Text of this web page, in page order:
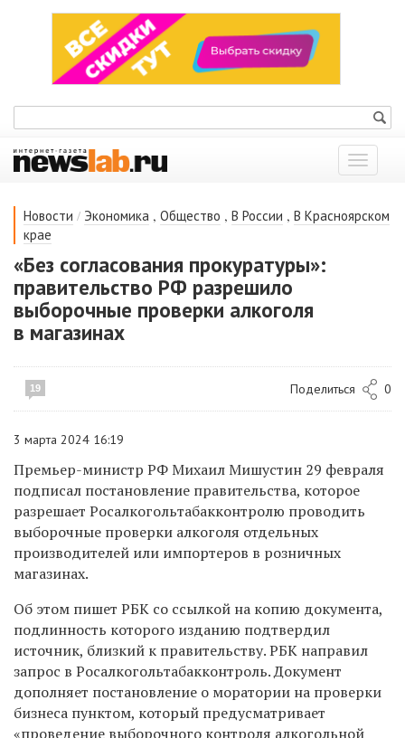
Показать
меню
Новости / Экономика , Общество , В России , В Красноярском
крае
«Без согласования прокуратуры»:
правительство РФ разрешило
выборочные проверки алкоголя
в магазинах
19 Поделиться 0
3 марта 2024 16:19
Премьер-министр РФ Михаил Мишустин 29 февраля
подписал постановление правительства, которое
разрешает Росалкогольтабакконтролю проводить
выборочные проверки алкоголя отдельных
производителей или импортеров в розничных
магазинах.
Об этом пишет РБК со ссылкой на копию документа,
подлинность которого изданию подтвердил
источник, близкий к правительству. РБК направил
запрос в Росалкогольтабакконтроль. Документ
дополняет постановление о моратории на проверки
бизнеса пунктом, который предусматривает
«проведение выборочного контроля алкогольной